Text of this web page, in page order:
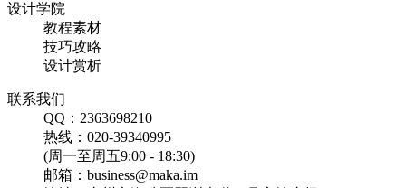
设计学院
教程素材
技巧攻略
设计赏析
联系我们
QQ：2363698210
热线：020-39340995
(周一至周五9:00 - 18:30)
邮箱：business@maka.im